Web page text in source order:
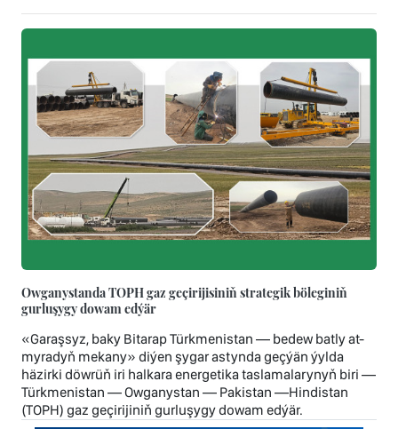
Owganystanda TOPH gaz geçirijisiniň strategik böleginiň
gurluşygy dowam edýär
«Garaşsyz, baky Bitarap Türkmenistan — bedew batly at-
myradyň mekany» diýen şygar astynda geçýän ýylda
häzirki döwrüň iri halkara energetika taslamalarynyň biri —
Türkmenistan — Owganystan — Pakistan —Hindistan
(TOPH) gaz geçirijiniň gurluşygy dowam edýär.